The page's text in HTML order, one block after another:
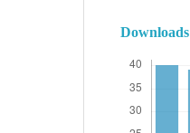
Downloads